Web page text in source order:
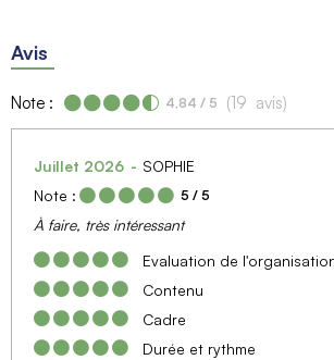
Avis
Note : 4,84 / 5 (19 avis)
Juillet 2026
SOPHIE
Note :
5 / 5
À faire, très intéressant
Evaluation de
Contenu
Cadre
Durée et rythme